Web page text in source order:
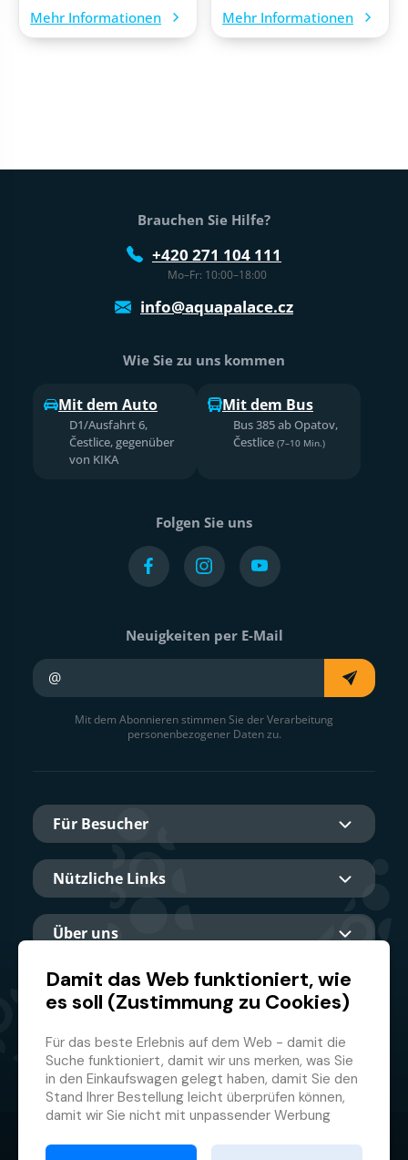
Mehr Informationen Mehr Informationen
Fußtext der Website
Brauchen Sie Hilfe?
+420 271 104 111
Mo–Fr: 10:00–18:00
info@aquapalace.cz
Wie Sie zu uns kommen
Mit dem Auto
D1/Ausfahrt 6,
Čestlice, gegenüber
von KIKA
Mit dem Bus
Bus 385 ab Opatov,
Čestlice (7–10 Min.)
Folgen Sie uns
Neuigkeiten per E-Mail
Mit dem Abonnieren stimmen Sie der Verarbeitung
personenbezogener Daten zu.
Für Besucher
Nützliche Links
Über uns
Hauptpartner
© 2026 GMF Aquapark Prague, a.s.
Damit das Web funktioniert, wie
es soll (Zustimmung zu Cookies)
Für das beste Erlebnis auf dem Web - damit die
Suche funktioniert, damit wir uns merken, was Sie
in den Einkaufswagen gelegt haben, damit Sie den
Stand Ihrer Bestellung leicht überprüfen können,
damit wir Sie nicht mit unpassender Werbung
anmelden müssen.